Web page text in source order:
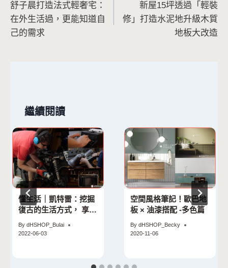
章
導
舒子晨打造法式輕奢宅：
在外生活過，更能知道自
己的需求
新屋15坪透過「輕裝
修」打造水泥地升級木質
地板大改造
繼續閱讀
懂生活｜凱特雷：挖掘
復古的生活方式， 享受
By dHSHOP_Bulai
2022-06-03
空間風格筆記！歐巴地
板 × 油漆搭配 -多色篇
By dHSHOP_Becky
2020-11-06